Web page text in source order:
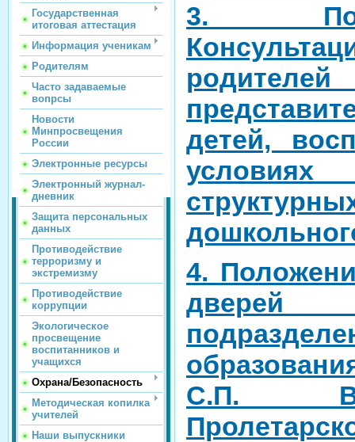
Государственная
итоговая аттестация
Информация ученикам
Родителям
Часто задаваемые
вопрсы
Новости
Минпросвещения
России
Электронные ресурсы
Электронный журнал-
дневник
Защита персональных
данных
Противодействие
терроризму и
экстремизму
Противодействие
коррупции
Экологическое
просвещение
воспитанников и
учащихся
Охрана/Безопасность
Методическая копилка
учителей
Наши выпускники
3.
детей,
4.
дверей
С.П.